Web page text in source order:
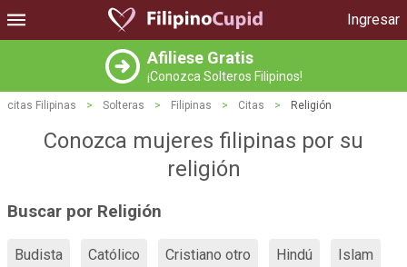
Ingresar
Afiliese Gratis
¡Conozca Solteros Filipinos!
citas Filipinas > Solteras > Filipinas > Citas > Religión
Conozca mujeres filipinas por su
religión
Buscar por Religión
Budista Católico Cristiano otro Hindú Islam